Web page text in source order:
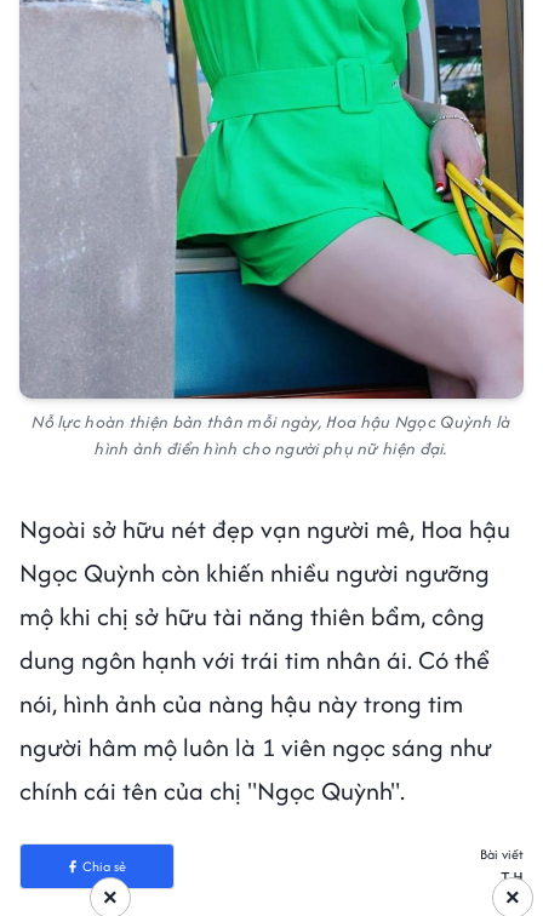
Nỗ lực hoàn thiện bản thân mỗi ngày, Hoa hậu Ngọc Quỳnh là
hình ảnh điển hình cho người phụ nữ hiện đại.
Ngoài sở hữu nét đẹp vạn người mê, Hoa hậu
Ngọc Quỳnh còn khiến nhiều người ngưỡng
mộ khi chị sở hữu tài năng thiên bẩm, công
dung ngôn hạnh với trái tim nhân ái. Có thể
nói, hình ảnh của nàng hậu này trong tim
người hâm mộ luôn là 1 viên ngọc sáng như
chính cái tên của chị "Ngọc Quỳnh".
Chia sẻ
Bài viết
T.H
×
×